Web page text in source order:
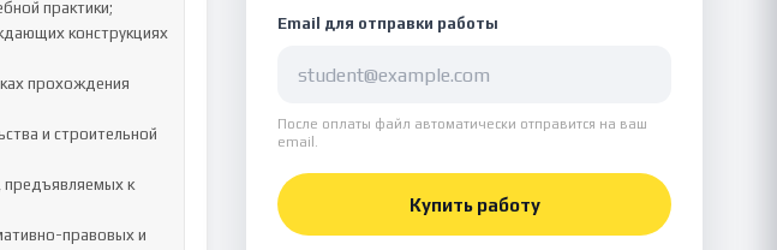
практики;
конструкциях
и строительной
правовых и
Email для отправки работы
После оплаты файл автоматически отправится на ваш
email.
Купить работу